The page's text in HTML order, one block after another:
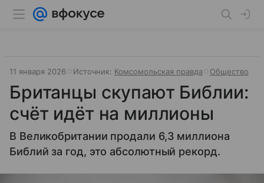
11 января 2026 Источник: Комсомольская правда Общество
Британцы скупают Библии:
счёт идёт на миллионы
В Великобритании продали 6,3 миллиона
Библий за год, это абсолютный рекорд.